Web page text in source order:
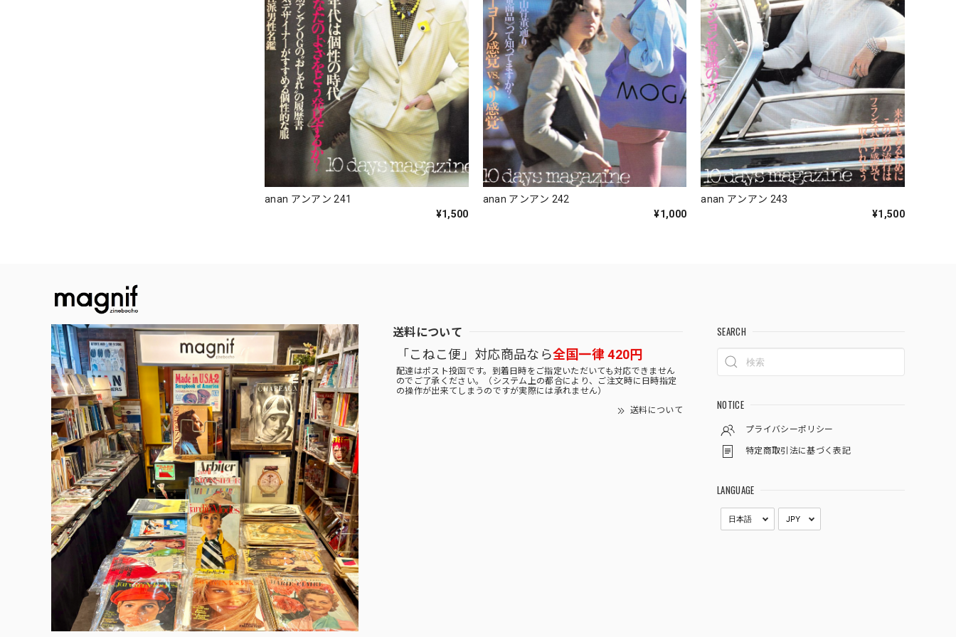
anan アンアン 241
¥1,500
anan アンアン 242
¥1,000
anan アンアン 243
¥1,500
送料について
「こねこ便」対応商品なら全国一律 420円
配達はポスト投函です。到着日時をご指定いただいても対応できません
のでご了承ください。（システム上の都合により、ご注文時に日時指定
の操作が出来てしまうのですが実際には承れません）
送料について
SEARCH
NOTICE
プライバシーポリシー
特定商取引法に基づく表記
LANGUAGE